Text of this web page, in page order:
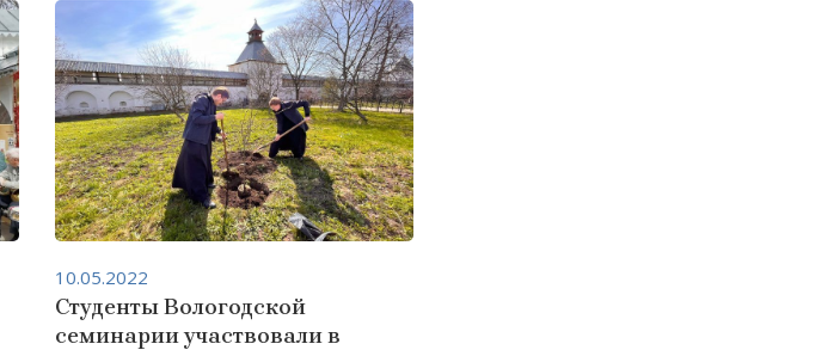
Студенты Вологодской
семинарии участвовали в
10.05.2022